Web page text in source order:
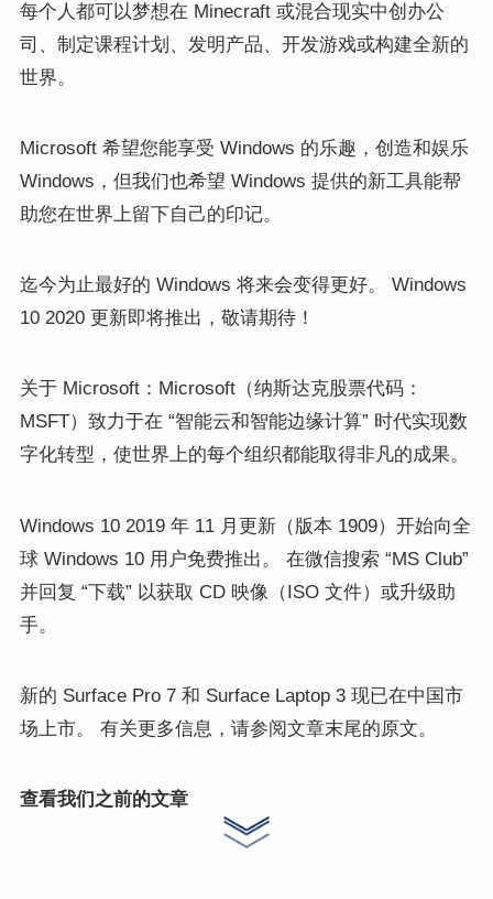
每个人都可以梦想在 Minecraft 或混合现实中创办公
司、制定课程计划、发明产品、开发游戏或构建全新的
世界。
Microsoft 希望您能享受 Windows 的乐趣，创造和娱乐
Windows，但我们也希望 Windows 提供的新工具能帮
助您在世界上留下自己的印记。
迄今为止最好的 Windows 将来会变得更好。 Windows
10 2020 更新即将推出，敬请期待！
关于 Microsoft：Microsoft（纳斯达克股票代码：
MSFT）致力于在 “智能云和智能边缘计算” 时代实现数
字化转型，使世界上的每个组织都能取得非凡的成果。
Windows 10 2019 年 11 月更新（版本 1909）开始向全
球 Windows 10 用户免费推出。 在微信搜索 “MS Club”
并回复 “下载” 以获取 CD 映像（ISO 文件）或升级助
手。
新的 Surface Pro 7 和 Surface Laptop 3 现已在中国市
场上市。 有关更多信息，请参阅文章末尾的原文。
查看我们之前的文章